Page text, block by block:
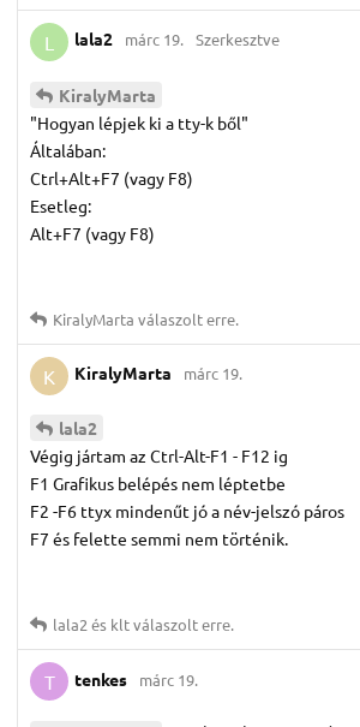
L lala2 márc 19. Szerkesztve
KiralyMarta
"Hogyan lépjek ki a tty-k ből"
Általában:
Ctrl+Alt+F7 (vagy F8)
Esetleg:
Alt+F7 (vagy F8)
KiralyMarta válaszolt erre.
K KiralyMarta márc 19.
lala2
Végig jártam az Ctrl-Alt-F1 - F12 ig
F1 Grafikus belépés nem léptetbe
F2 -F6 ttyx mindenűt jó a név-jelszó páros
F7 és felette semmi nem történik.
lala2 és kltválaszolt erre.
T tenkes márc 19.